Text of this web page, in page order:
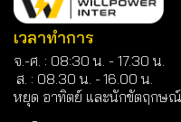
เวลาทำการ
จ.-ศ. : 08:30 น. - 17.30 น.
ส. : 08.30 น. -16.00 น.
หยุด อาทิตย์ และนักขัตฤกษณ์